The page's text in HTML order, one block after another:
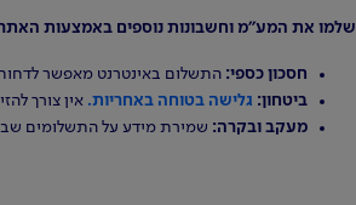
שלמו את המע"מ וחשבונות נוספים באמצעות האתר
חסכון כספי: התשלום באינטרנט מאפשר
ביטחון: גלישה בטוחה באחריות. אין צורך
מעקב ובקרה: שמירת מידע על התשלומים